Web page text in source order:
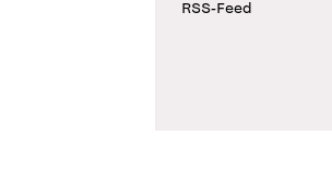
RSS-Feed